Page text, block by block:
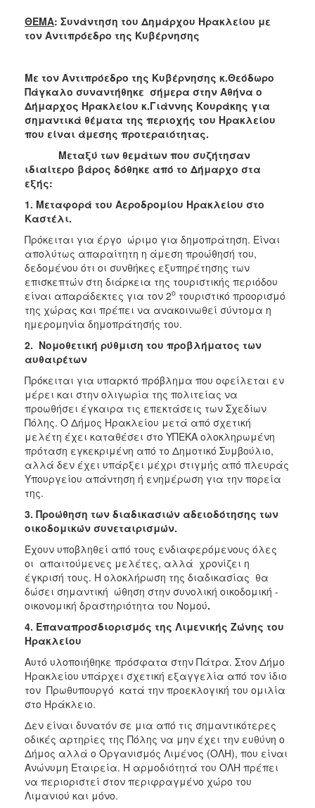
2017
2016
2013
2012
2011
2010
2006
ΤΟΠΟΣ
ΠΟΛΙΤΙΣΜΟΣ
ΑΝΘΕΚΤΙΚΗ
ΘΕΜΑ: Συνάντηση του Δημάρχου Ηρακλείου με
τον Αντιπρόεδρο της Κυβέρνησης
Με τον Αντιπρόεδρο της Κυβέρνησης κ.Θεόδωρο
Πάγκαλο συναντήθηκε σήμερα στην Αθήνα ο
Δήμαρχος Ηρακλείου κ.Γιάννης Κουράκης για
σημαντικά θέματα της περιοχής του Ηρακλείου
που είναι άμεσης προτεραιότητας.
Μεταξύ των θεμάτων που συζήτησαν
ιδιαίτερο βάρος δόθηκε από το Δήμαρχο στα
εξής:
1. Μεταφορά του Αεροδρομίου Ηρακλείου στο
Καστέλι.
Πρόκειται για έργο ώριμο για δημοπράτηση. Είναι
απολύτως απαραίτητη η άμεση προώθησή του,
δεδομένου ότι οι συνθήκες εξυπηρέτησης των
επισκεπτών στη διάρκεια της τουριστικής περιόδου
είναι απαράδεκτες για τον 2ο τουριστικό προορισμό
της χώρας και πρέπει να ανακοινωθεί σύντομα η
ημερομηνία δημοπράτησής του.
2. Νομοθετική ρύθμιση του προβλήματος των
αυθαιρέτων
Πρόκειται για υπαρκτό πρόβλημα που οφείλεται εν
μέρει και στην ολιγωρία της πολιτείας να
προωθήσει έγκαιρα τις επεκτάσεις των Σχεδίων
Πόλης. Ο Δήμος Ηρακλείου μετά από σχετική
μελέτη έχει καταθέσει στο ΥΠΕΚΑ ολοκληρωμένη
πρόταση εγκεκριμένη από το Δημοτικό Συμβούλιο,
αλλά δεν έχει υπάρξει μέχρι στιγμής από πλευράς
Υπουργείου απάντηση ή ενημέρωση για την πορεία
της.
3. Προώθηση των διαδικασιών αδειοδότησης των
οικοδομικών συνεταιρισμών.
Έχουν υποβληθεί από τους ενδιαφερόμενους όλες
οι απαιτούμενες μελέτες, αλλά χρονίζει η
έγκρισή τους. Η ολοκλήρωση της διαδικασίας θα
δώσει σημαντική ώθηση στην συνολική οικοδομική -
οικονομική δραστηριότητα του Νομού.
4. Επαναπροσδιορισμός της Λιμενικής Ζώνης του
Ηρακλείου
Αυτό υλοποιήθηκε πρόσφατα στην Πάτρα. Στον Δήμο
Ηρακλείου υπάρχει σχετική εξαγγελία από τον ίδιο
τον Πρωθυπουργό κατά την προεκλογική του ομιλία
στο Ηράκλειο.
Δεν είναι δυνατόν σε μια από τις σημαντικότερες
οδικές αρτηρίες της Πόλης να μην έχει την ευθύνη ο
Δήμος αλλά ο Οργανισμός Λιμένος (ΟΛΗ), που είναι
Ανώνυμη Εταιρεία. Η αρμοδιότητά του ΟΛΗ πρέπει
να περιοριστεί στον περιφραγμένο χώρο του
Λιμανιού και μόνο.